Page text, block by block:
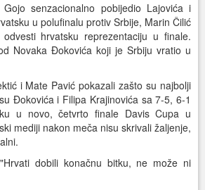
senzacionalno pobijedio Lajovića i
u polufinalu protiv Srbije, Marin Čilić
hrvatsku reprezentaciju u finale.
Novaka Đokovića koji je Srbiju vratio u
i Mate Pavić pokazali zašto su najbolji
Đokovića i Filipa Krajinovića sa 7-5, 6-1
u novo, četvrto finale Davis Cupa u
mediji nakon meča nisu skrivali žaljenje,
dobili konačnu bitku, ne može ni